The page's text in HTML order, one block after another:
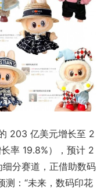
203 亿美元增长至 2
率 19.8%），预计 2
分赛道，正借助数码
测：“未来，数码印花